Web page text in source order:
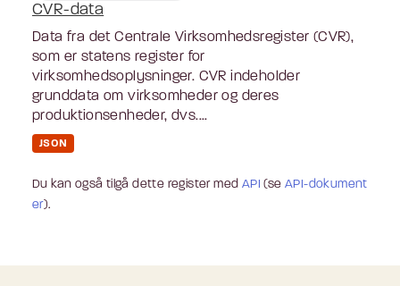
CVR-data
Data fra det Centrale Virksomhedsregister (CVR),
som er statens register for
virksomhedsoplysninger. CVR indeholder
grunddata om virksomheder og deres
produktionsenheder, dvs....
JSON
Du kan også tilgå dette register med API (seAPI-dokument
er).